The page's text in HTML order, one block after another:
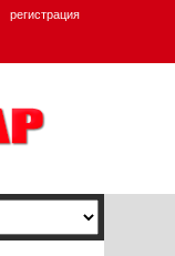
регистрация